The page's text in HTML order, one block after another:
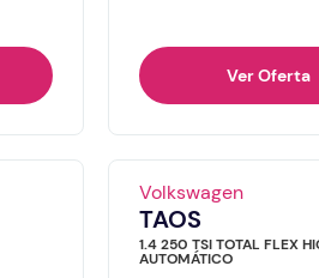
Ver Oferta
Volkswagen
TAOS
1.4 250 TSI TOTAL FLEX
AUTOMÁTICO